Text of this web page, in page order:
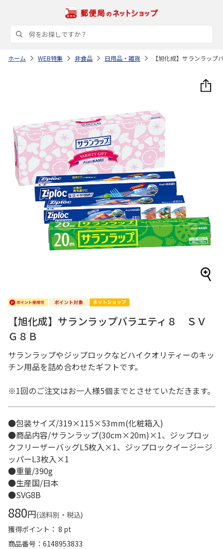
ホーム WEB特集 非食品 日用品・雑貨 【旭化成】サランラッ
【旭化成】サランラップバラエティ８ ＳＶ
Ｇ８Ｂ
サランラップやジップロックなどハイクオリティーのキッ
チン用品を詰め合わせたギフトです。
※1回のご注文はお一人様5個までとさせていただきます。
●包装サイズ/319×115×53mm(化粧箱入)
●商品内容/サランラップ(30cm×20m)×1、ジップロッ
クフリーザーバッグL5枚入×1、ジップロックイージージ
ッパーL3枚入×1
●重量/390g
●生産国/日本
●SVG8B
880円(送料別・税込)
獲得ポイント： 8 pt
商品番号
6148953833